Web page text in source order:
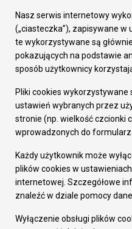
Załatw sprawę
Prezydent Miasta
Rada Miasta
Wydziały
Elektroniczna Skrzynka
Gospodarka
Fundusze europejskie
Środki krajowe
Oferty inwestycyjne
Pozostałe
Deklaracja dostępności
Dane osobowe
Dodaj opinię o witrynie
Nasz serwis internetowy
(„ciasteczka”), zapisywane w
te wykorzystywane są
pokazujących na podstawie
sposób użytkownicy
Pliki cookies
ustawień wybranych przez
stronie (np. wielkość czcionki
wprowadzonych do
Każdy użytkownik może
plików cookies w
internetowej. Szczegółowe
znaleźć w dziale pomocy
Wyłączenie obsługi plików